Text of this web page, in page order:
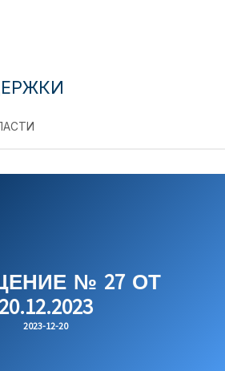
№ 27 ОТ
20.12.2023
2023-12-20